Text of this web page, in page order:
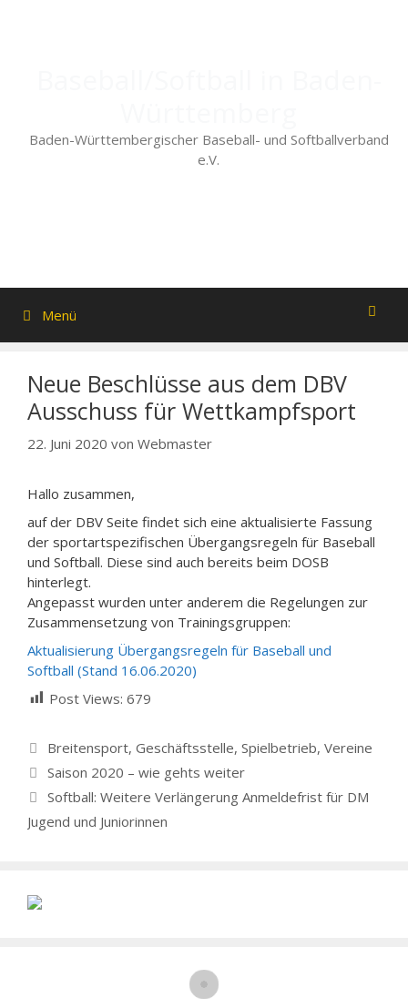
Baden-Württembergischer Baseball- und Softballverband
e.V.
Menü
Neue Beschlüsse aus dem DBV
Ausschuss für Wettkampfsport
22. Juni 2020 von Webmaster
Hallo zusammen,
auf der DBV Seite findet sich eine aktualisierte Fassung
der sportartspezifischen Übergangsregeln für Baseball
und Softball. Diese sind auch bereits beim DOSB
hinterlegt.
Angepasst wurden unter anderem die Regelungen zur
Zusammensetzung von Trainingsgruppen:
Aktualisierung Übergangsregeln für Baseball und
Softball (Stand 16.06.2020)
Post Views: 679
Kategorien
Breitensport, Geschäftsstelle, Spielbetrieb, Vereine
Saison 2020 – wie gehts weiter
Softball: Weitere Verlängerung Anmeldefrist für DM
Jugend und Juniorinnen